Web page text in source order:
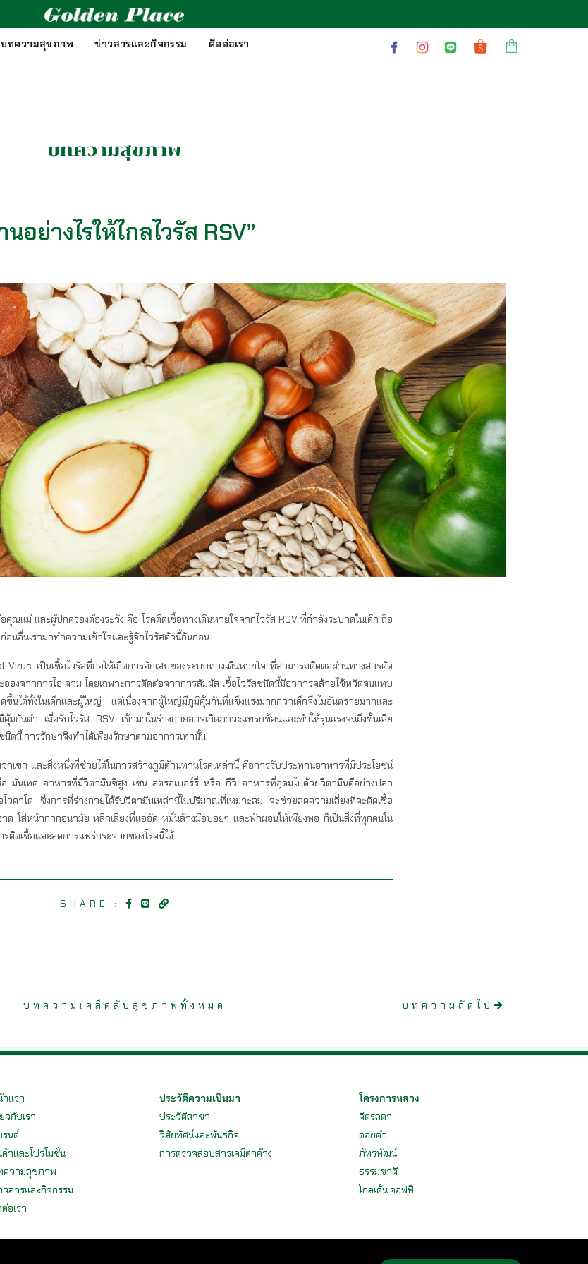
บทความสุขภาพ ข่าวสารและกิจกรรม ติดต่อเรา
บทความสุขภาพ
นอย่างไรให้ไกลไวรัส RSV”
แม่ และผู้ปกครองต้องระวัง คือ โรคติดเชื้อทางเดินหายใจจากไวรัส RSV ที่กำลังระบาดในเด็ก ถือ
อื่นเรามาทำความเข้าใจและรู้จักไวรัสตัวนี้กันก่อน
เป็นเชื้อไวรัสที่ก่อให้เกิดการอักเสบของระบบทางเดินหายใจ ที่สามารถติดต่อผ่านทางสารคัด
องจากการไอ จาม โดยเฉพาะการติดต่อจากการสัมผัส เชื้อไวรัสชนิดนี้มีอาการคล้ายไข้หวัดจนแทบ
นได้ทั้งในเด็กและผู้ใหญ่ แต่เนื่องจากผู้ใหญ่มีภูมิคุ้มกันที่แข็งแรงมากกว่าเด็กจึงไม่อันตรายมากและ
คุ้มกันต่ำ เมื่อรับไวรัส RSV เข้ามาในร่างกายอาจเกิดภาวะแทรกซ้อนและทำให้รุนแรงจนถึงขั้นเสีย
ดนี้ การรักษาจึงทำได้เพียงรักษาตามอาการเท่านั้น
กเขา และสิ่งหนึ่งที่ช่วยได้ในการสร้างภูมิต้านทานโรคเหล่านี้ คือการรับประทานอาหารที่มีประโยชน์
มันเทศ อาหารที่มีวิตามินซีสูง เช่น สตรอเบอร์รี่ หรือ กีวี่ อาหารที่อุดมไปด้วยวิตามินดีอย่างปลา
คาโด ซึ่งการที่ร่างกายได้รับวิตามินเหล่านี้ในปริมาณที่เหมาะสม จะช่วยลดความเสี่ยงที่จะติดเชื้อ
ด ใส่หน้ากากอนามัย หลีกเลี่ยงที่แออัด หมั่นล้างมือบ่อยๆ และพักผ่อนให้เพียงพอ ก็เป็นสิ่งที่ทุกคนใน
ติดเชื้อและลดการแพร่กระจายของโรคนี้ได้
SHARE :
บทความเคล็ดลับสุขภาพทั้งหมด บทความถัดไป
แรก
วกับเรา
รนด์
าและโปรโมชั่น
ความสุขภาพ
สารและกิจกรรม
อเรา
ประวัติความเป็นมา
ประวัติสาขา
วิสัยทัศน์และพันธกิจ
การตรวจสอบสารเคมีตกค้าง
โครงการหลวง
จิตรลดา
ดอยคำ
ภัทรพัฒน์
ธรรมชาติ
โกลเด้น คอฟฟี่